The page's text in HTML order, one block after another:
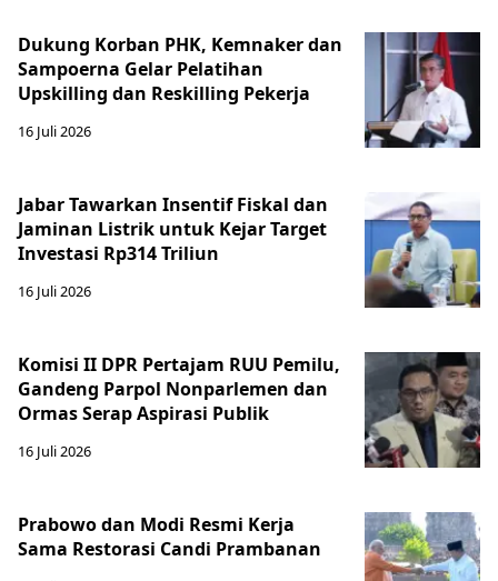
Dukung Korban PHK, Kemnaker dan
Sampoerna Gelar Pelatihan
Upskilling dan Reskilling Pekerja
16 Juli 2026
Jabar Tawarkan Insentif Fiskal dan
Jaminan Listrik untuk Kejar Target
Investasi Rp314 Triliun
16 Juli 2026
Komisi II DPR Pertajam RUU Pemilu,
Gandeng Parpol Nonparlemen dan
Ormas Serap Aspirasi Publik
16 Juli 2026
Prabowo dan Modi Resmi Kerja
Sama Restorasi Candi Prambanan